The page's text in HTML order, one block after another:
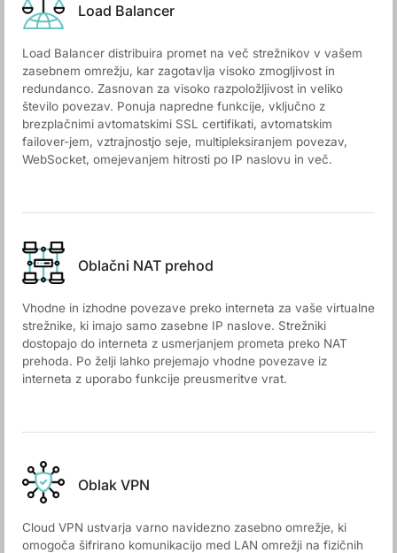
Load Balancer
Load Balancer distribuira promet na več strežnikov v vašem
zasebnem omrežju, kar zagotavlja visoko zmogljivost in
redundanco. Zasnovan za visoko razpoložljivost in veliko
število povezav. Ponuja napredne funkcije, vključno z
brezplačnimi avtomatskimi SSL certifikati, avtomatskim
failover-jem, vztrajnostjo seje, multipleksiranjem povezav,
WebSocket, omejevanjem hitrosti po IP naslovu in več.
Oblačni NAT prehod
Vhodne in izhodne povezave preko interneta za vaše virtualne
strežnike, ki imajo samo zasebne IP naslove. Strežniki
dostopajo do interneta z usmerjanjem prometa preko NAT
prehoda. Po želji lahko prejemajo vhodne povezave iz
interneta z uporabo funkcije preusmeritve vrat.
Oblak VPN
Cloud VPN ustvarja varno navidezno zasebno omrežje, ki
omogoča šifrirano komunikacijo med LAN omrežji na fizičnih